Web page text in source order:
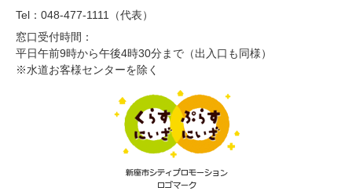
Tel：048-477-1111（代表）
窓口受付時間：
平日午前9時から午後4時30分まで（出入口も同様）
※水道お客様センターを除く